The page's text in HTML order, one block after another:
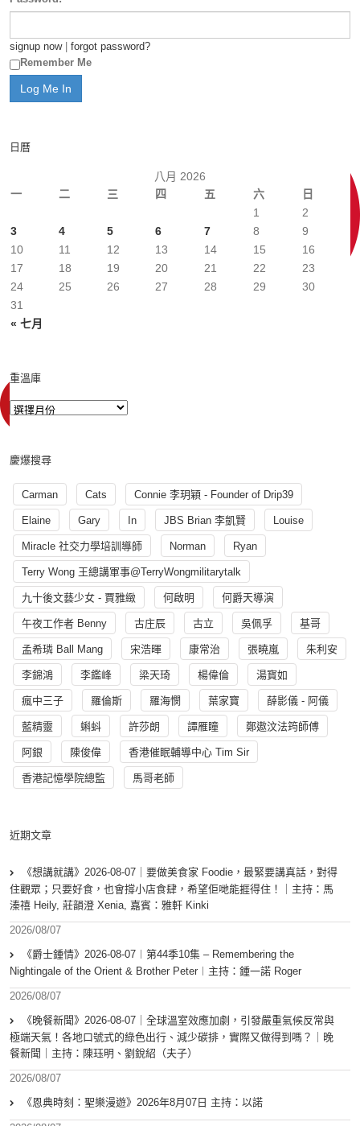
signup now| forgot password?
Remember Me
日曆
八月 2026
一
二 三 四 五 六 日
« 七月
1
2
3
4 5 6 7 8
9
10
11 12 13 14 15
16
17
18 19 20 21 22
23
24
25 26 27 28 29
30
31
重溫庫
慶爆搜尋
Carman Cats Connie 李玥穎 - Founder of Drip39
Elaine Gary In JBS Brian 李凱賢 Louise
Miracle 社交力學培訓導師 Norman Ryan
Terry Wong 王總講軍事@TerryWongmilitarytalk
九十後文藝少女 - 賈雅緻 何啟明 何爵天導演
午夜工作者 Benny 古庄辰 古立 吳佩孚 基哥
孟希璘 Ball Mang 宋浩暉 康常治 張曉嵐 朱利安
李錦鴻 李鑑峰 梁天琦 楊偉倫 湯寳如
瘋中三子 羅倫斯 羅海憫 葉家寶 薛影儀 - 阿儀
藍精靈 蝌蚪 許莎朗 譚雁瞳 鄭遨汶法筠師傅
阿銀 陳俊偉 香港催眠輔導中心 Tim Sir
香港記憶學院總監 馬哥老師
近期文章
《想講就講》2026-08-07｜要做美食家 Foodie，最緊要講真話，對得
住觀眾；只要好食，也會撐小店食肆，希望佢哋能捱得住！｜主持：馬
溱禧 Heily, 莊韻澄 Xenia, 嘉賓：雅軒 Kinki
2026/08/07
《爵士鍾情》2026-08-07︱第44季10集 – Remembering the
Nightingale of the Orient & Brother Peter︱主持：鍾一諾 Roger
2026/08/07
《晚餐新聞》2026-08-07｜全球溫室效應加劇，引發嚴重氣候反常與
極端天氣！各地口號式的綠色出行、減少碳排，實際又做得到嗎？｜晚
餐新聞｜主持：陳珏明、劉銳紹（夫子）
2026/08/07
《恩典時刻：聖樂漫遊》2026年8月07日 主持：以諾